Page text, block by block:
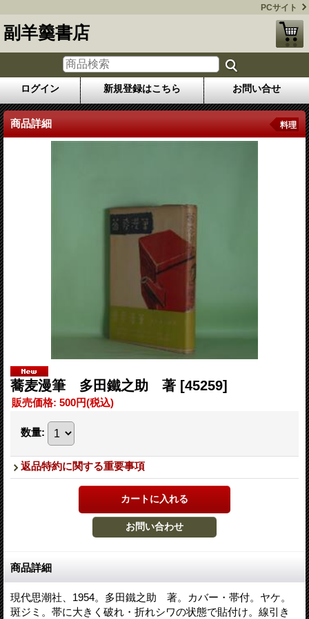
PCサイト
副羊羹書店
ログイン 新規登録はこちら お問い合せ
商品詳細 料理
蕎麦漫筆 多田鐵之助 著 [45259]
販売価格: 500円(税込)
数量:
返品特約に関する重要事項
商品詳細
現代思潮社、1954。多田鐵之助 著。カバー・帯付。ヤケ。
斑ジミ。帯に大きく破れ・折れシワの状態で貼付け。線引き